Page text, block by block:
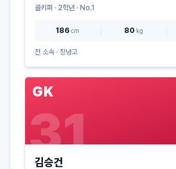
골키퍼 · 2학년 · No.1
186 cm 80 kg
전 소속 · 창녕고
GK
31
김승건